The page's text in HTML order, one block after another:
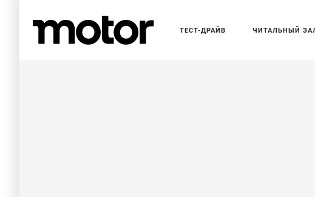
ТЕСТ-ДРАЙВ ЧИТАЛЬНЫЙ